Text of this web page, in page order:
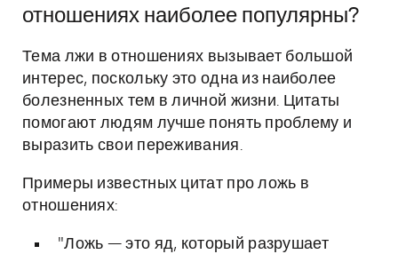
отношениях наиболее популярны?
Тема лжи в отношениях вызывает большой
интерес, поскольку это одна из наиболее
болезненных тем в личной жизни. Цитаты
помогают людям лучше понять проблему и
выразить свои переживания.
Примеры известных цитат про ложь в
отношениях:
"Ложь — это яд, который разрушает